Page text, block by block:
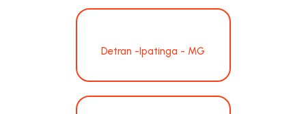
Detran -Ipatinga - MG